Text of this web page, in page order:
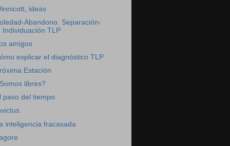
ideas
Abandono. Separación-
Individuación TLP
amigos
explicar el diagnóstico TLP
Estación
libres?
paso del tiempo
inteligencia fracasada